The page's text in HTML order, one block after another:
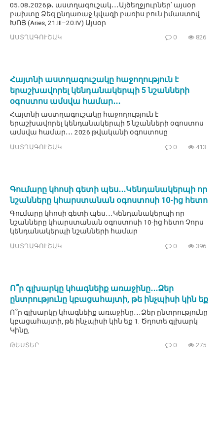
05․08․2026թ․ աստղագուշակ․․․Այծեղջյուրներ՝ այսօր
բախտը Ձեզ ընդառաջ կվազի բառիս բուն իմաստով
ԽՈՅ (Aries, 21.III–20.IV) Այսօր
ԱՍՏՂԱԳՈՒՇԱԿ 0 826
Հայտնի աստղագուշակը հաջողություն է
երաշխավորել կենդանակերպի 5 նշանների
օգոստոս ամսվա համար․․․
Հայտնի աստղագուշակը հաջողություն է
երաշխավորել կենդանակերպի 5 նշանների օգոստոս
ամսվա համար․․․ 2026 թվականի օգոստոսը
ԱՍՏՂԱԳՈՒՇԱԿ 0 413
Գումարը կհոսի գետի պես․․․Կենդանակերպի որ
նշանները կհարստանան օգոստոսի 10-ից հետո
Գումարը կհոսի գետի պես․․․Կենդանակերպի որ
նշանները կհարստանան օգոստոսի 10-ից հետո Չորս
կենդանակերպի նշանների համար
ԱՍՏՂԱԳՈՒՇԱԿ 0 396
Ո՞ր գլխարկը կհագնեիք առաջինը․․․Ձեր
ընտրությունը կբացահայտի, թե ինչպիսի կին եք
Ո՞ր գլխարկը կհագնեիք առաջինը․․․Ձեր ընտրությունը
կբացահայտի, թե ինչպիսի կին եք 1. Ծղոտե գլխարկ
Կինը,
ԹԵՍՏԵՐ 0 275